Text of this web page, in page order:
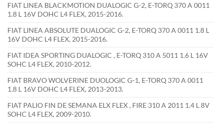
FIAT LINEA BLACKMOTION DUALOGIC G-2, E-TORQ 370 A 0011
1.8 L 16V DOHC L4 FLEX, 2015-2016.
FIAT LINEA ABSOLUTE DUALOGIC G-2, E-TORQ 370 A 0011 1.8 L
16V DOHC L4 FLEX, 2015-2016.
FIAT IDEA SPORTING DUALOGIC , E-TORQ 310 A 5011 1.6 L 16V
SOHC L4 FLEX, 2010-2012.
FIAT BRAVO WOLVERINE DUOLOGIC G-1, E-TORQ 370 A 0011
1.8 L 16V DOHC L4 FLEX, 2013-2013.
FIAT PALIO FIN DE SEMANA ELX FLEX , FIRE 310 A 2011 1.4 L 8V
SOHC L4 FLEX, 2009-2010.